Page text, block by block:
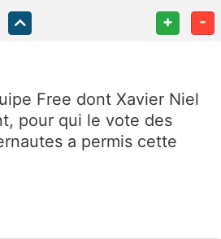
+ -
Free dont Xavier Niel
pour qui le vote des
a permis cette